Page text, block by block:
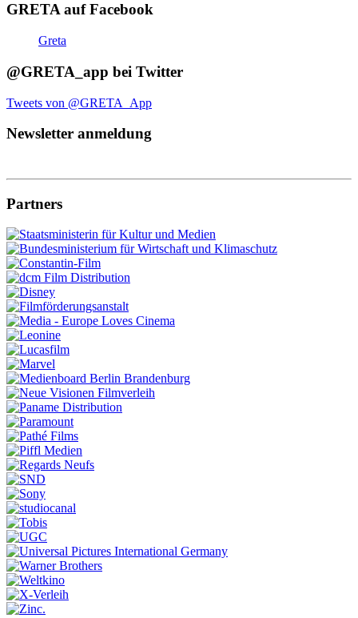
GRETA auf Facebook
Greta
@GRETA_app bei Twitter
Tweets von @GRETA_App
Newsletter anmeldung
Partners